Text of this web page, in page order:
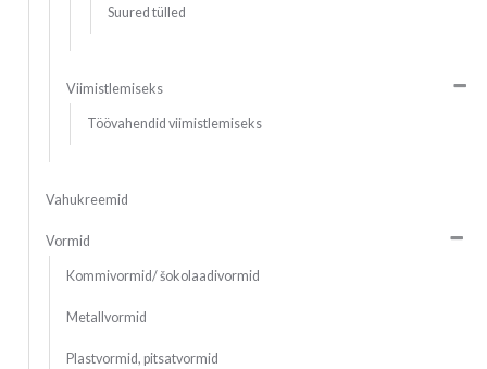
Suured tülled
Viimistlemiseks
Töövahendid viimistlemiseks
Vahukreemid
Vormid
Kommivormid/ šokolaadivormid
Metallvormid
Plastvormid, pitsatvormid